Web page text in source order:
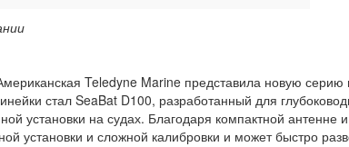
Teledyne Marine представила новую серию
стал SeaBat D100, разработанный для
установки на судах. Благодаря компактной антенне
установки и сложной калибровки и может быстро